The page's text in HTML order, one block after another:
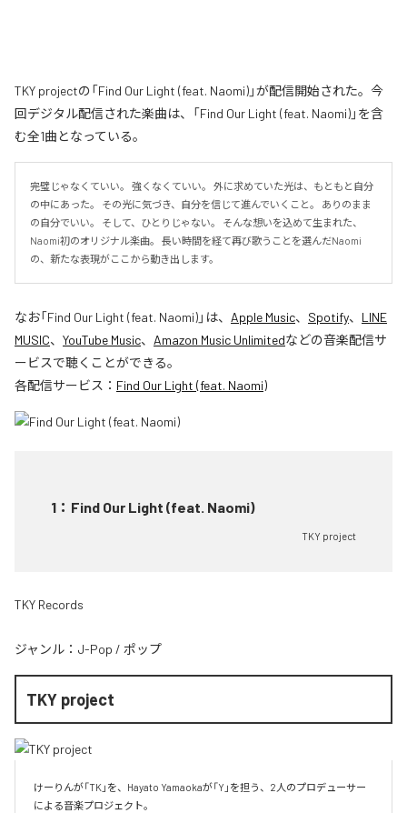
TKY projectの「Find Our Light (feat. Naomi)」が配信開始された。今
回デジタル配信された楽曲は、「Find Our Light (feat. Naomi)」を含
む全1曲となっている。
完璧じゃなくていい。 強くなくていい。 外に求めていた光は、もともと自分
の中にあった。 その光に気づき、自分を信じて進んでいくこと。 ありのまま
の自分でいい。 そして、ひとりじゃない。 そんな想いを込めて生まれた、
Naomi初のオリジナル楽曲。 長い時間を経て再び歌うことを選んだNaomi
の、新たな表現がここから動き出します。
なお「Find Our Light (feat. Naomi)」は、 Apple Music、 Spotify、 LINE
MUSIC、 YouTube Music、 Amazon Music Unlimitedなどの音楽配信サ
ービスで聴くことができる。
各配信サービス： Find Our Light (feat. Naomi)
1 ： Find Our Light (feat. Naomi)
TKY project
TKY Records
ジャンル： J-Pop / ポップ
TKY project
けーりんが「TK」を、Hayato Yamaokaが「Y」を担う、2人のプロデューサー
による音楽プロジェクト。